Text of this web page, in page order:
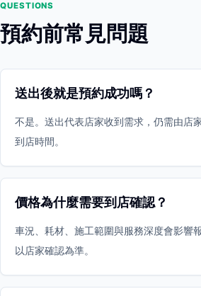
QUESTIONS
預約前常見問題
送出後就是預約成功嗎？
不是。送出代表店家收到需求，仍需由店
到店時間。
價格為什麼需要到店確認？
車況、耗材、施工範圍與服務深度會影響
以店家確認為準。